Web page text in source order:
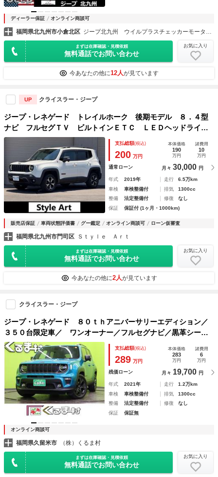
ディーラー保証 オンライン商談可
福岡県北九州市小倉北区 ジープ北九州 ウイルプラスチェッカーモータース（株）
まずは在庫確認・見積依頼
無料通話でお問い合わせ
お気に入り
今あなたの他に12人が見ています
UP クライスラー・ジープ
ジープ・レネゲード トレイルホーク 後期モデル ８．４型
ナビ フルセグＴＶ ビルトインＥＴＣ ＬＥＤヘッドライ
ト クルーズコントロール ブラインドスポットモニター ヒ
ルディセントコントロール バックカメラ １７インチアルミ
ホイール
支払総額(税込)
200 万円
本体価格
190
万円
諸費用
10
万円
通常ローン 月々 30,000 円
年式 2019年 走行
6.5万km
車検
車検整備付 排気
1300cc
整備
法定整備付 修復
なし
保証
保証付 (1ヶ月・1000km)
販売店保証 車両状態評価書 グー鑑定 オンライン商談可 ローン仮審査
福岡県北九州市門司区 Ｓｔｙｌｅ Ａｒｔ
まずは在庫確認・見積依頼
無料通話でお問い合わせ
お気に入り
今あなたの他に2人が見ています
クライスラー・ジープ
ジープ・レネゲード ８０ｔｈアニバーサリーエディション／
３５０台限定車／ ワンオーナー／フルセグナビ／黒革シート
／スマートキー／ＥＴＣ／ドラレコ／ＬＫＡ／ＢＳＭ／アダプ
ティブクルコン／革巻ステア／アイドリングＳ／サンルーフ／
ＬＥＤ／ルーフレール／１８ＡＷ／６ＡＴ
支払総額(税込)
289 万円
本体価格
283
万円
諸費用
6
万円
残価ローン 月々 19,700 円
年式 2021年 走行
1.2万km
車検
車検整備付 排気
1300cc
整備
法定整備付 修復
なし
保証
保証無
オンライン商談可
福岡県久留米市 （株）くるま村
まずは在庫確認・見積依頼
無料通話でお問い合わせ
お気に入り